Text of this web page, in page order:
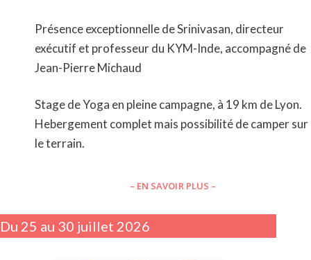
Présence exceptionnelle de Srinivasan, directeur
exécutif et professeur du KYM-Inde, accompagné de
Jean-Pierre Michaud
Stage de Yoga en pleine campagne, à 19 km de Lyon.
Hebergement complet mais possibilité de camper sur
le terrain.
– EN SAVOIR PLUS –
Du 25 au 30 juillet 2026